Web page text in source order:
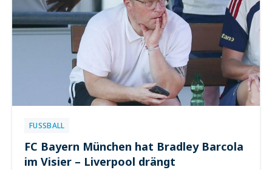
FUSSBALL
FC Bayern München hat Bradley Barcola
im Visier – Liverpool drängt